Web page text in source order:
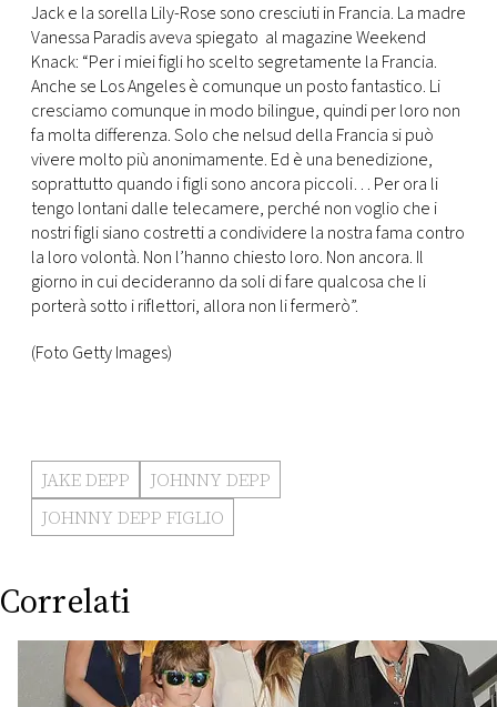
Jack e la sorella Lily-Rose sono cresciuti in Francia. La madre
Vanessa Paradis aveva spiegato al magazine Weekend
Knack: “Per i miei figli ho scelto segretamente la Francia.
Anche se Los Angeles è comunque un posto fantastico. Li
cresciamo comunque in modo bilingue, quindi per loro non
fa molta differenza. Solo che nelsud della Francia si può
vivere molto più anonimamente. Ed è una benedizione,
soprattutto quando i figli sono ancora piccoli… Per ora li
tengo lontani dalle telecamere, perché non voglio che i
nostri figli siano costretti a condividere la nostra fama contro
la loro volontà. Non l’hanno chiesto loro. Non ancora. Il
giorno in cui decideranno da soli di fare qualcosa che li
porterà sotto i riflettori, allora non li fermerò”.
(Foto Getty Images)
JAKE DEPP
JOHNNY DEPP
JOHNNY DEPP FIGLIO
Correlati